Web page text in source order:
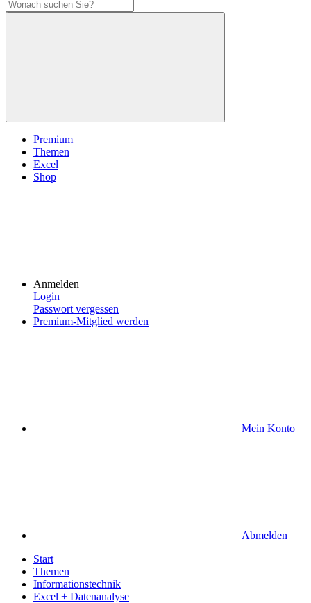
Premium
Themen
Excel
Shop
Anmelden
Login
Passwort vergessen
Premium-Mitglied werden
Mein Konto
Abmelden
Start
Themen
Informationstechnik
Excel + Datenanalyse